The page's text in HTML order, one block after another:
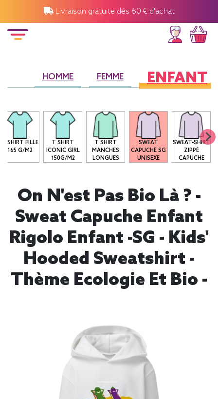
Livraison gratuite dès 60 € d'achat
HOMME FEMME ENFANT
T-SHIRT FILLE
165 G/M2
T SHIRT
ICONIC GIRL
150G/M2
T SHIRT
MANCHES
LONGUES
SWEAT
CAPUCHE SG
UNISEXE
SWEAT-SHIRT
ZIPPÉ
CAPUCHE
On N'est Pas Bio Là ? -
Sweat Capuche Enfant
Rigolo Enfant -SG - Kids'
Hooded Sweatshirt -
Thème Ecologie Et Bio -